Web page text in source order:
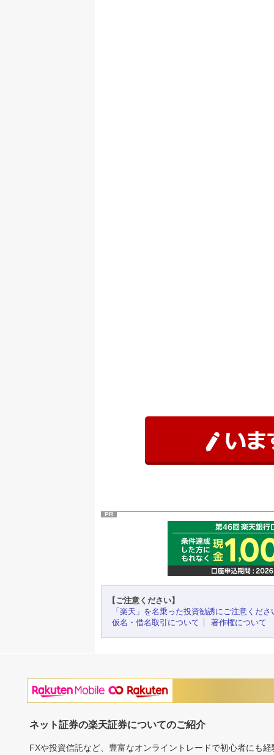
PR
【ご注意ください】
「楽天」を名乗った投資勧誘にご注意くださ
仮名・借名取引について
著作権について
ネット証券の楽天証券についてのご紹介
FXや投資信託など、豊富なオンライントレードで初心者にも